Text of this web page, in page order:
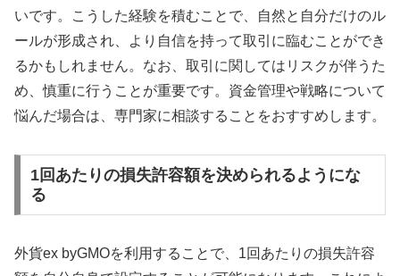
いです。こうした経験を積むことで、自然と自分だけのル
ールが形成され、より自信を持って取引に臨むことができ
るかもしれません。なお、取引に関してはリスクが伴うた
め、慎重に行うことが重要です。資金管理や戦略について
悩んだ場合は、専門家に相談することをおすすめします。
1回あたりの損失許容額を決められるようにな
る
外貨ex byGMOを利用することで、1回あたりの損失許容